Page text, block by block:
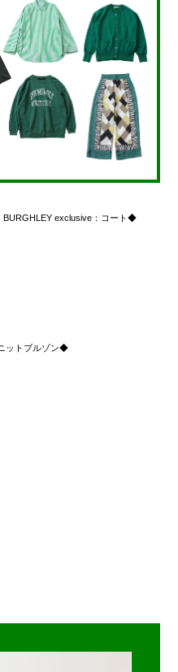
BURGHLEY exclusive：コート◆
ットブルゾン◆